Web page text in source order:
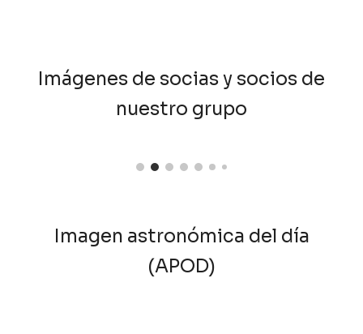
Imágenes de socias y socios de
nuestro grupo
Imagen astronómica del día
(APOD)